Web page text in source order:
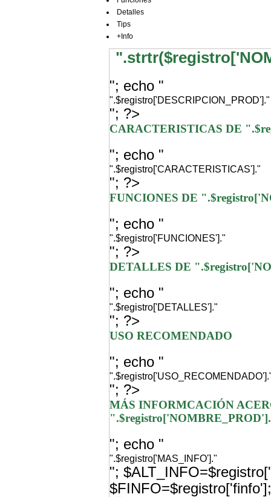
Detalles
Tips
+Info
"; echo "
".$registro['DESCRIPCION_PROD']."
"; ?>
CARACTERISTICAS DE
"; echo "
".$registro['CARACTERISTICAS']."
"; ?>
FUNCIONES DE
"; echo "
".$registro['FUNCIONES']."
"; ?>
DETALLES DE
"; echo "
".$registro['DETALLES']."
"; ?>
USO RECOMENDADO
"; echo "
"; ?>
MÁS INFORMCACIÓN
"; echo "
".$registro['MAS_INFO']."
";